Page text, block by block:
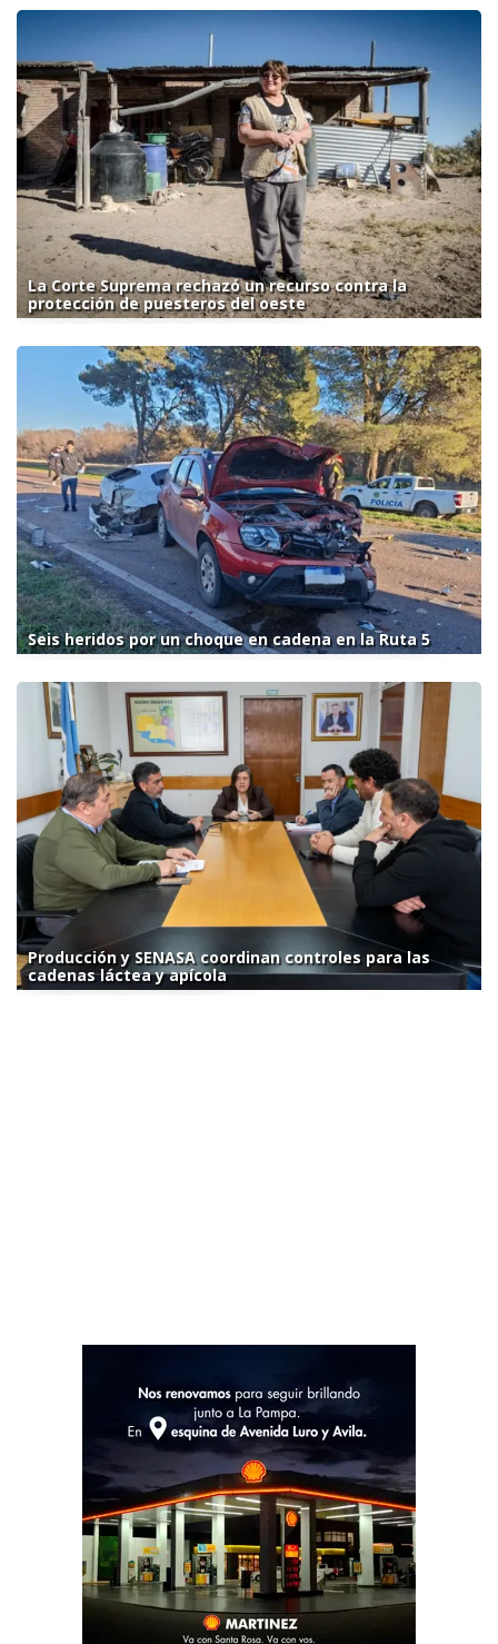
La Corte Suprema rechazó un recurso contra la
protección de puesteros del oeste
Seis heridos por un choque en cadena en la Ruta 5
Producción y SENASA coordinan controles para las
cadenas láctea y apícola